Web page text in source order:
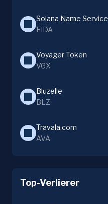
Solana Name Service
FIDA
Voyager Token
VGX
Bluzelle
BLZ
Travala.com
AVA
Top-Verlierer